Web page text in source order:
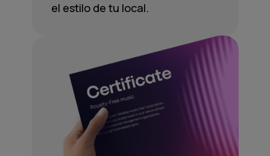
el estilo de tu local.